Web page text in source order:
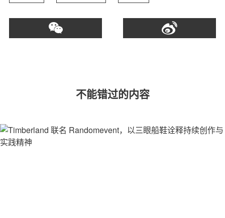
不能错过的内容